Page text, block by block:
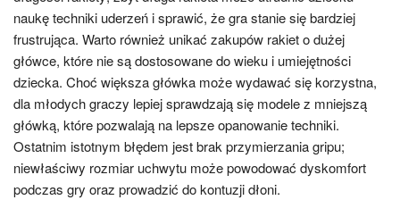
naukę techniki uderzeń i sprawić, że gra stanie się bardziej
frustrująca. Warto również unikać zakupów rakiet o dużej
główce, które nie są dostosowane do wieku i umiejętności
dziecka. Choć większa główka może wydawać się korzystna,
dla młodych graczy lepiej sprawdzają się modele z mniejszą
główką, które pozwalają na lepsze opanowanie techniki.
Ostatnim istotnym błędem jest brak przymierzania gripu;
niewłaściwy rozmiar uchwytu może powodować dyskomfort
podczas gry oraz prowadzić do kontuzji dłoni.